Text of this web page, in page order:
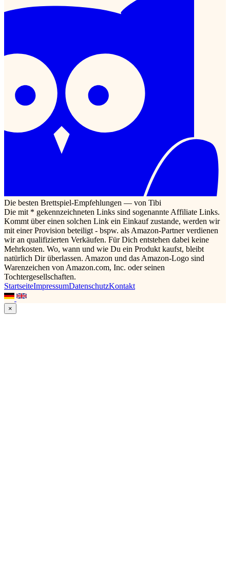
Die besten Brettspiel-Empfehlungen — von Tibi
Die mit * gekennzeichneten Links sind sogenannte Affiliate Links.
Kommt über einen solchen Link ein Einkauf zustande, werden wir
mit einer Provision beteiligt - bspw. als Amazon-Partner verdienen
wir an qualifizierten Verkäufen. Für Dich entstehen dabei keine
Mehrkosten. Wo, wann und wie Du ein Produkt kaufst, bleibt
natürlich Dir überlassen. Amazon und das Amazon-Logo sind
Warenzeichen von Amazon.com, Inc. oder seinen
Tochtergesellschaften.
StartseiteImpressumDatenschutzKontakt
×